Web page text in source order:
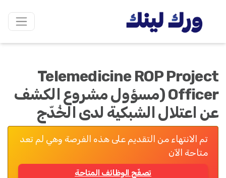
Telemedicine ROP Project
Officer (مسؤول مشروع الكشف
عن اعتلال الشبكية لدى الخُدّج
تم الانتهاء من التقديم على هذه الفرصة وهي لم تعد
متاحة الآن
تصفّح الوظائف المتاحة